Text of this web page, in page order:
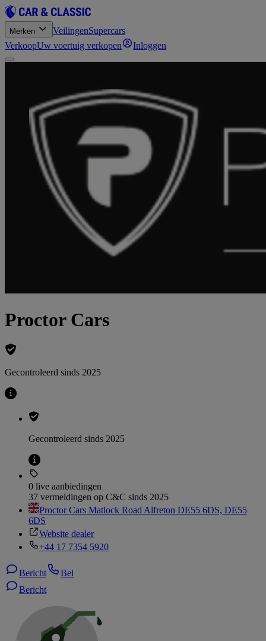
Merken VeilingenSupercars
VerkoopUw voertuig verkopen Inloggen
Proctor Cars
Gecontroleerd sinds 2025
Gecontroleerd sinds 2025
0 live aanbiedingen
37 vermeldingen op C&C sinds 2025
Proctor Cars Matlock Road Alfreton DE55 6DS, DE55
6DS
Website dealer
+44 17 7354 5920
Bericht
Bel
Bericht